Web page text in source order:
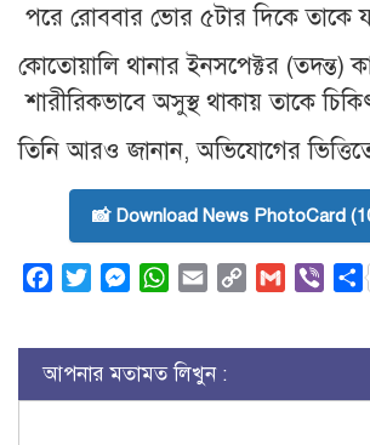
পরে রোববার ভোর ৫টার দিকে তাকে
কোতোয়ালি থানার ইনসপেক্টর (তদন্ত)
শারীরিকভাবে অসুস্থ থাকায় তাকে
তিনি আরও জানান, অভিযোগের
📸 Download News PhotoCard
FacebookTwitterMessenger
WhatsApp
Email
Copy
Gmail Viber
আপনার মতামত লিখুন :